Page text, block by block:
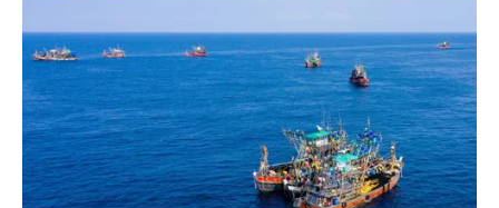
全國標準限值，與2015年相比，PM2.5年均濃度下降了
36%。這項成果得益於包括燃煤電廠脫硫與提標改造等在
內的一系列治理措施。中國先前的空氣污染治理工作主要
集中在東部地區。 2013年，國務院頒布《大氣污染防治行
動計畫》（「大氣十條」），對京津冀、長三角和珠三角
城市群設定了較全國平均更為嚴格的PM2.5下降目標。
2018年推出的《打贏藍天保衛戰三年行動計畫》，繼續聚